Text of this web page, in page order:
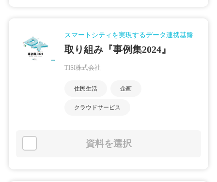
スマートシティを実現するデータ連携基盤
取り組み『事例集2024』
TISI株式会社
住民生活 企画
クラウドサービス
資料を選択